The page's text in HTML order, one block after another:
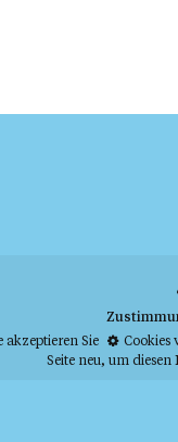
akzeptieren Sie
Cookies
Seite neu, um diesen